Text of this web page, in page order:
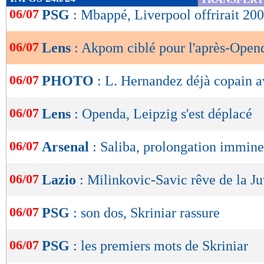
de
OK
06/07 PSG : Mbappé, Liverpool offrirait
06/07 Lens : Akpom ciblé pour l'après-
06/07 PHOTO : L. Hernandez déjà copain
06/07 Lens : Openda, Leipzig s'est déplacé
06/07 Arsenal : Saliba, prolongation
06/07 Lazio : Milinkovic-Savic rêve de la
06/07 PSG : son dos, Skriniar rassure
06/07 PSG : les premiers mots de Skriniar